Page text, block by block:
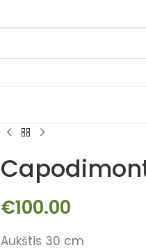
€100.00
Aukštis 30 cm